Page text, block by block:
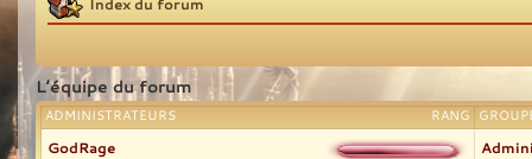
L’équipe du forum
RANG
ADMINISTRATEURS
GodRage